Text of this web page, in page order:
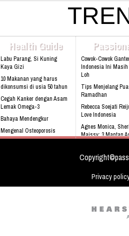
4080 Email:
Bbm: 7CD899C3 Addresh:
Park, Jl. Raya Babakan Madang
www.athinadolls.com We Bring
To All Children !! Cinta Batik
Ku Indonesia !! Klik Di Sini Untuk
Website Kami
Health Guide
Labu Parang, Si Kuning
Kaya Gizi
10 Makanan yang harus
dikonsumsi di usia 50 tahun
Cegah Kanker dengan Asam
Lemak Omega-3
Bahaya Mendengkur
Mengenal Osteoporosis
sejak dini
Cowok-Cowok
Indonesia Ini Masih
Loh
Tips Menjelang
Ramadhan
Rebecca Soejati
Love Indonesia
Agnes Monica,
Maissy: 3 Mantan
Biasa
Privacy